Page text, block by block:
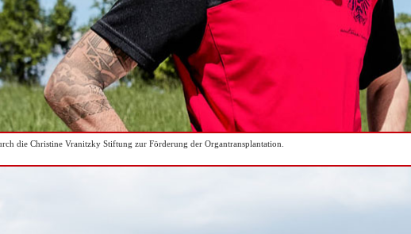
die Christine Vranitzky Stiftung zur Förderung der Organtransplantation.